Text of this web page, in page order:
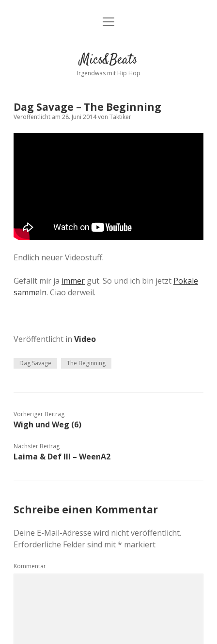
Kontakt
facebookinstagram
bandcamp
spotify
Menü
Mics&Beats
Irgendwas mit Hip Hop
Dag Savage – The Beginning
Veröffentlicht am 28. Juni 2014von Taktiker
Endlich neuer Videostuff.
Gefällt mir ja immer gut. So und ich bin jetzt Pokale
sammeln. Ciao derweil.
Veröffentlicht in Video
Dag Savage The Beginning
Vorheriger Beitrag
Wigh und Weg (6)
Nächster Beitrag
Laima & Def Ill – WeenA2
Schreibe einen Kommentar
Deine E-Mail-Adresse wird nicht veröffentlicht.
Erforderliche Felder sind mit* markiert
Kommentar